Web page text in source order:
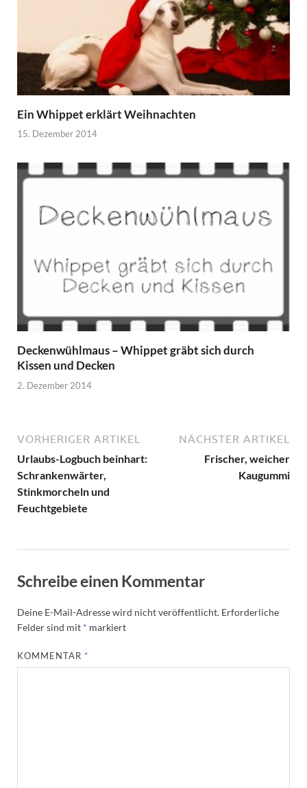
Ein Whippet erklärt Weihnachten
15. Dezember 2014
Deckenwühlmaus – Whippet gräbt sich durch
Kissen und Decken
2. Dezember 2014
VORHERIGER ARTIKEL
Urlaubs-Logbuch beinhart:
Schrankenwärter,
Stinkmorcheln und
Feuchtgebiete
NÄCHSTER ARTIKEL
Frischer, weicher
Kaugummi
Schreibe einen Kommentar
Deine E-Mail-Adresse wird nicht veröffentlicht. Erforderliche
Felder sind mit * markiert
KOMMENTAR *